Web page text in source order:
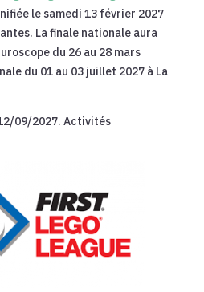
le samedi 13 février 2027
La finale nationale aura
du 26 au 28 mars
du 01 au 03 juillet 2027 à La
09/2027. Activités